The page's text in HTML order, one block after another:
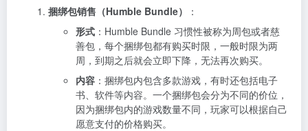
捆绑包销售（Humble Bundle）
：
形式 ：Humble Bundle 习惯性被称为周包或者慈
善包，每个捆绑包都有购买时限，一般时限为两
周，到期之后就会立即下降，无法再次购买。
内容 ：捆绑包内包含多款游戏，有时还包括电子
书、软件等内容。一个捆绑包会分为不同的价位，
因为捆绑包内的游戏数量不同，玩家可以根据自己
愿意支付的价格购买。